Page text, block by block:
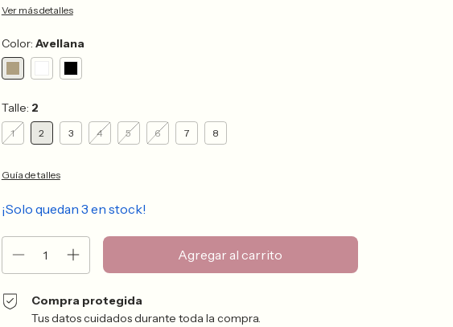
Ver más detalles
Color: Avellana
Talle: 2
1 2 3 4 5 6 7 8
Guía de talles
¡Solo quedan 3 en stock!
Compra protegida
Tus datos cuidados durante toda la compra.